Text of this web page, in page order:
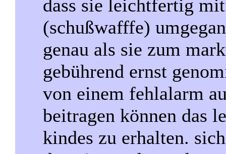
dass sie leichtfertig
(schußwafffe)
genau als sie zum
gebührend ernst
von einem fehlalarm
beitragen können das
kindes zu erhalten.